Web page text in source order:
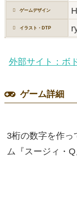
ゲームデザイン
イラスト・DTP
外部サイト：ボ
ゲーム詳細
3桁の数字を作っ
ム『スージィ・Q